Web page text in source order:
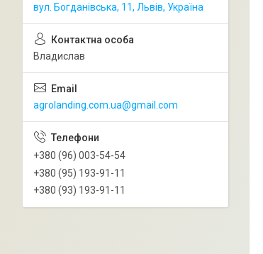
вул. Богданівська, 11, Львів, Україна
Владислав
agrolanding.com.ua@gmail.com
+380 (96) 003-54-54
+380 (95) 193-91-11
+380 (93) 193-91-11